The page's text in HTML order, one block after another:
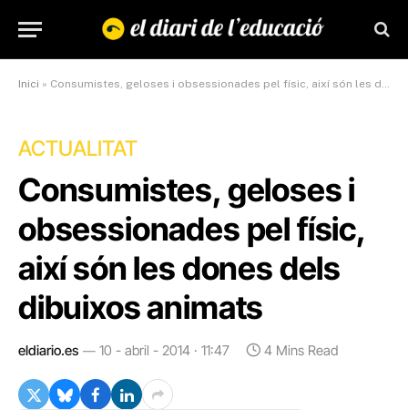
Inici » Consumistes, geloses i obsessionades pel físic, així són les dones dels dibuixos animats
ACTUALITAT
Consumistes, geloses i
obsessionades pel físic,
així són les dones dels
dibuixos animats
eldiario.es 10 - abril - 2014 · 11:47 4 Mins Read